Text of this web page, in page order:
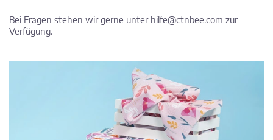
Bei Fragen stehen wir gerne unter hilfe@ctnbee.com zur
Verfügung.